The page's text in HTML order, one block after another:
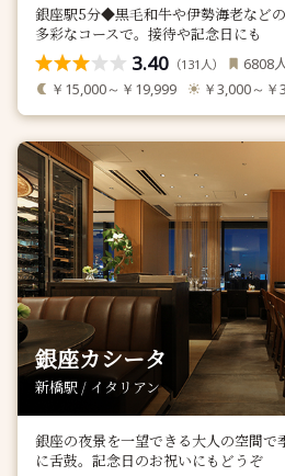
銀座駅5分◆黒毛和牛や伊勢海老など
多彩なコースで。接待や記念日にも
3.40 （131 人） 6808人
￥15,000～￥19,999 ￥3,000～￥
銀座カシータ
新橋駅 / イタリアン
銀座の夜景を一望できる大人の空間で
に舌鼓。記念日のお祝いにもどうぞ